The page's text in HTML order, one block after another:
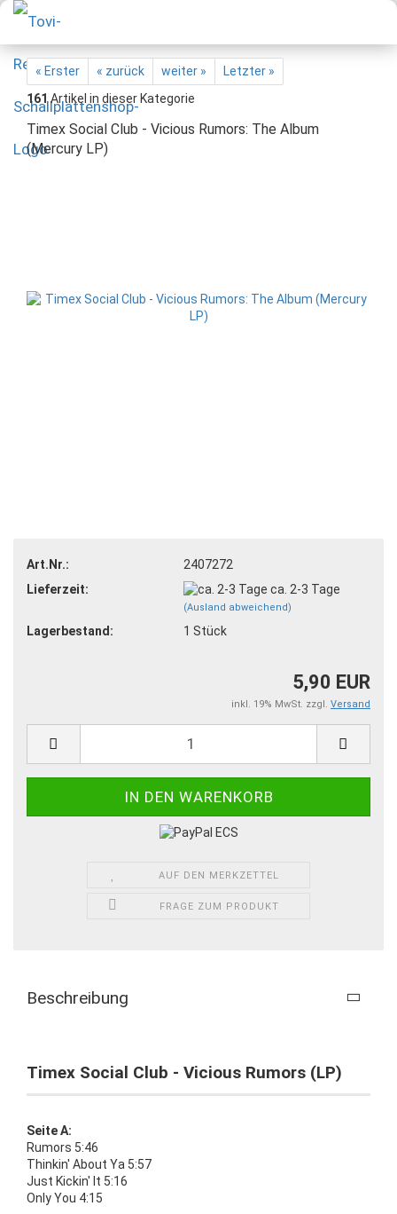
« Erster « zurück weiter »
Letzter »
161Artikel in dieser Kategorie
Timex Social Club - Vicious Rumors: The Album
(Mercury LP)
Art.Nr.:
2407272
Lieferzeit:
ca. 2-3 Tage
(Ausland abweichend)
Lagerbestand: 1 Stück
5,90 EUR
inkl. 19% MwSt. zzgl. Versand
AUF DEN MERKZETTEL
FRAGE ZUM PRODUKT
Beschreibung
Timex Social Club - Vicious Rumors (LP)
Seite A:
Rumors 5:46
Thinkin' About Ya 5:57
Just Kickin' It 5:16
Only You 4:15